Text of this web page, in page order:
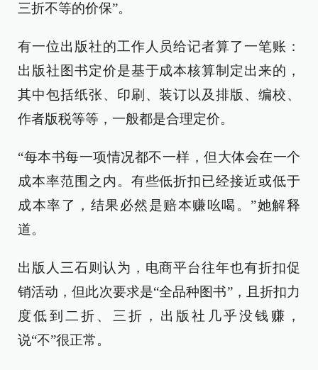
三折不等的价保”。
有一位出版社的工作人员给记者算了一笔账：
出版社图书定价是基于成本核算制定出来的，
其中包括纸张、印刷、装订以及排版、编校、
作者版税等等，一般都是合理定价。
“每本书每一项情况都不一样，但大体会在一个
成本率范围之内。有些低折扣已经接近或低于
成本率了，结果必然是赔本赚吆喝。”她解释
道。
出版人三石则认为，电商平台往年也有折扣促
销活动，但此次要求是“全品种图书”，且折扣力
度低到二折、三折，出版社几乎没钱赚，
说“不”很正常。